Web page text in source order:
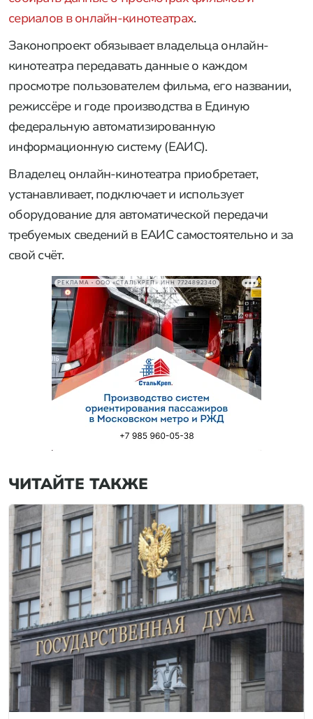
сериалов в онлайн-кинотеатрах.
Законопроект обязывает владельца онлайн-
кинотеатра передавать данные о каждом
просмотре пользователем фильма, его названии,
режиссёре и годе производства в Единую
федеральную автоматизированную
информационную систему (ЕАИС).
Владелец онлайн-кинотеатра приобретает,
устанавливает, подключает и использует
оборудование для автоматической передачи
требуемых сведений в ЕАИС самостоятельно и за
свой счёт.
РЕКЛАМА • ООО «СТАЛЬКРЕП» ИНН 7724892340
ЧИТАЙТЕ ТАКЖЕ